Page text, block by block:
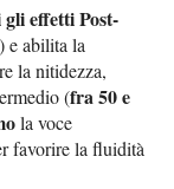
effetti Post-
e abilita la
la nitidezza,
(fra 50 e
la voce
favorire la fluidità